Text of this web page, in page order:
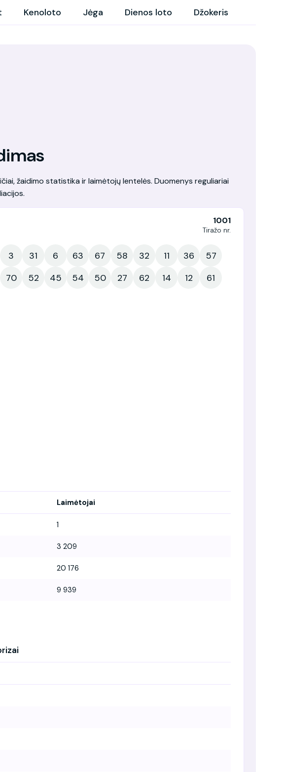
Kenoloto Jėga Dienos loto Džokeris
žaidimo statistika ir laimėtojų lentelės. Duomenys reguliariai
1001
Tiražo nr.
3 31 6 63 67 58 32 11 36
57
70 52 45 54 50 27 62 14 12
61
Laimėtojai
1
3 209
20 176
9 939